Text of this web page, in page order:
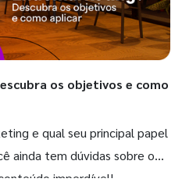
os objetivos e como
e qual seu principal papel
ainda tem dúvidas sobre o
imperdível!